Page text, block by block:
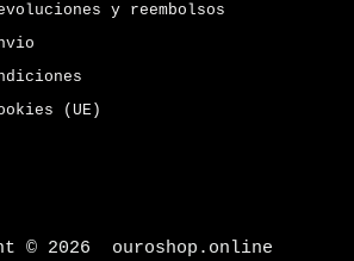
y reembolsos
(UE)
© 2026 ouroshop.online